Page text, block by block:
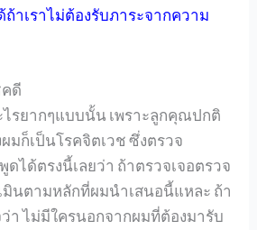
ถ้าเราไม่ต้องรับภาระจากความ
ดี
รยากๆแบบนั้น เพราะลูกคุณปกติ
มก็เป็นโรคจิตเวช ซึ่งตรวจ
ดได้ตรงนี้เลยว่า ถ้าตรวจเจอตรวจ
มินตามหลักที่ผมนำเสนอนี้แหละ ถ้า
า ไม่มีใครนอกจากผมที่ต้องมารับ